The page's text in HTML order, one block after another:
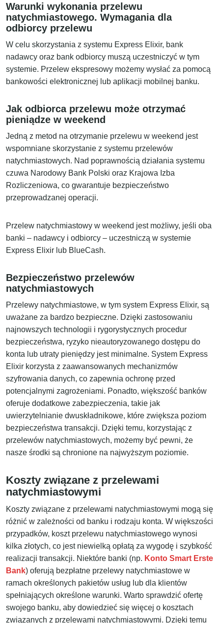
Warunki wykonania przelewu
natychmiastowego. Wymagania dla
odbiorcy przelewu
W celu skorzystania z systemu Express Elixir, bank
nadawcy oraz bank odbiorcy muszą uczestniczyć w tym
systemie. Przelew ekspresowy możemy wysłać za pomocą
bankowości elektronicznej lub aplikacji mobilnej banku.
Jak odbiorca przelewu może otrzymać
pieniądze w weekend
Jedną z metod na otrzymanie przelewu w weekend jest
wspomniane skorzystanie z systemu przelewów
natychmiastowych. Nad poprawnością działania systemu
czuwa Narodowy Bank Polski oraz Krajowa Izba
Rozliczeniowa, co gwarantuje bezpieczeństwo
przeprowadzanej operacji.
Przelew natychmiastowy w weekend jest możliwy, jeśli oba
banki – nadawcy i odbiorcy – uczestniczą w systemie
Express Elixir lub BlueCash.
Bezpieczeństwo przelewów
natychmiastowych
Przelewy natychmiastowe, w tym system Express Elixir, są
uważane za bardzo bezpieczne. Dzięki zastosowaniu
najnowszych technologii i rygorystycznych procedur
bezpieczeństwa, ryzyko nieautoryzowanego dostępu do
konta lub utraty pieniędzy jest minimalne. System Express
Elixir korzysta z zaawansowanych mechanizmów
szyfrowania danych, co zapewnia ochronę przed
potencjalnymi zagrożeniami. Ponadto, większość banków
oferuje dodatkowe zabezpieczenia, takie jak
uwierzytelnianie dwuskładnikowe, które zwiększa poziom
bezpieczeństwa transakcji. Dzięki temu, korzystając z
przelewów natychmiastowych, możemy być pewni, że
nasze środki są chronione na najwyższym poziomie.
Koszty związane z przelewami
natychmiastowymi
Koszty związane z przelewami natychmiastowymi mogą się
różnić w zależności od banku i rodzaju konta. W większości
przypadków, koszt przelewu natychmiastowego wynosi
kilka złotych, co jest niewielką opłatą za wygodę i szybkość
realizacji transakcji. Niektóre banki (np. Konto Smart Erste
Bank) oferują bezpłatne przelewy natychmiastowe w
ramach określonych pakietów usług lub dla klientów
spełniających określone warunki. Warto sprawdzić ofertę
swojego banku, aby dowiedzieć się więcej o kosztach
związanych z przelewami natychmiastowymi. Dzięki temu